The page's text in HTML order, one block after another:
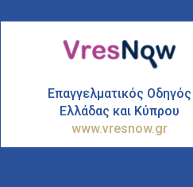
Επαγγελματικός Οδηγός
Ελλάδας και Κύπρου
www.vresnow.gr